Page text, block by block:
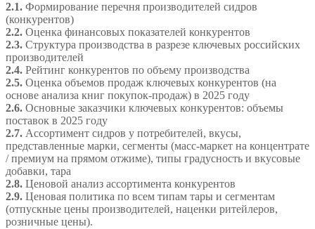
2.1. Формирование перечня производителей сидров
(конкурентов)
2.2. Оценка финансовых показателей конкурентов
2.3. Структура производства в разрезе ключевых российских
производителей
2.4. Рейтинг конкурентов по объему производства
2.5. Оценка объемов продаж ключевых конкурентов (на
основе анализа книг покупок-продаж) в 2025 году
2.6. Основные заказчики ключевых конкурентов: объемы
поставок в 2025 году
2.7. Ассортимент сидров у потребителей, вкусы,
представленные марки, сегменты (масс-маркет на концентрате
/ премиум на прямом отжиме), типы градусность и вкусовые
добавки, тара
2.8. Ценовой анализ ассортимента конкурентов
2.9. Ценовая политика по всем типам тары и сегментам
(отпускные цены производителей, наценки ритейлеров,
розничные цены).